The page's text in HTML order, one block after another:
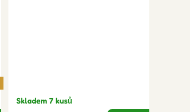
Skladem 7 kusů